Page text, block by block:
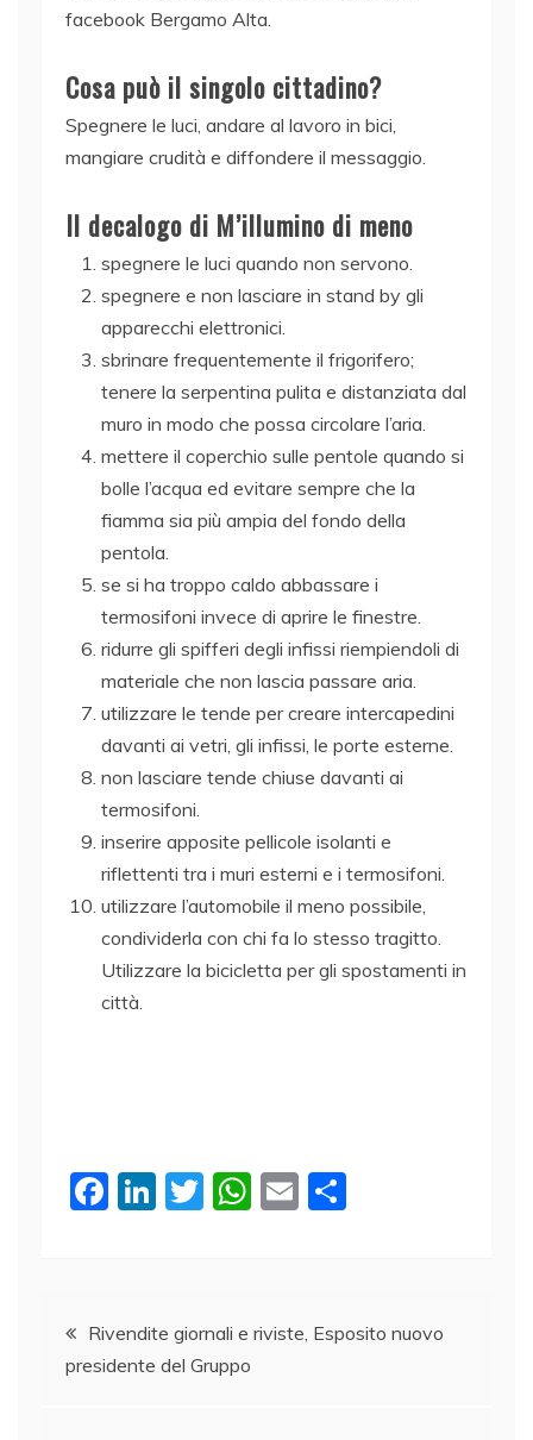
facebook Bergamo Alta.
Cosa può il singolo cittadino?
Spegnere le luci, andare al lavoro in bici,
mangiare crudità e diffondere il messaggio.
Il decalogo di M’illumino di meno
spegnere le luci quando non servono.
spegnere e non lasciare in stand by gli
apparecchi elettronici.
sbrinare frequentemente il frigorifero;
tenere la serpentina pulita e distanziata dal
muro in modo che possa circolare l’aria.
mettere il coperchio sulle pentole quando si
bolle l’acqua ed evitare sempre che la
fiamma sia più ampia del fondo della
pentola.
se si ha troppo caldo abbassare i
termosifoni invece di aprire le finestre.
ridurre gli spifferi degli infissi riempiendoli di
materiale che non lascia passare aria.
utilizzare le tende per creare intercapedini
davanti ai vetri, gli infissi, le porte esterne.
non lasciare tende chiuse davanti ai
termosifoni.
inserire apposite pellicole isolanti e
riflettenti tra i muri esterni e i termosifoni.
utilizzare l’automobile il meno possibile,
condividerla con chi fa lo stesso tragitto.
Utilizzare la bicicletta per gli spostamenti in
città.
F
b
o
Li
dI
n
T
W
A
E
vi
Navigazione
articoli
Rivendite giornali e riviste, Esposito nuovo
presidente del Gruppo